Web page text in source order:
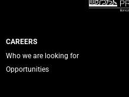
Servizi Banca
CAREERS
Who we are looking for
Opportunities